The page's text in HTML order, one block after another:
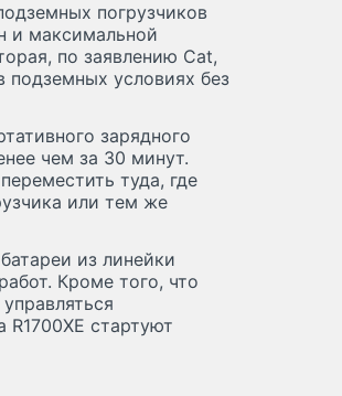
погрузчиков
и максимальной
по заявлению Cat,
подземных условиях без
зарядного
чем за 30 минут.
туда, где
или тем же
из линейки
Кроме того, что
стартуют